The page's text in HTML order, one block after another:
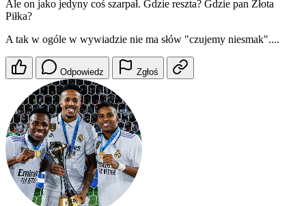
Ale on jako jedyny coś szarpał. Gdzie reszta? Gdzie pan Złota
Piłka?
A tak w ogóle w wywiadzie nie ma słów "czujemy niesmak"....
Odpowiedz Zgłoś